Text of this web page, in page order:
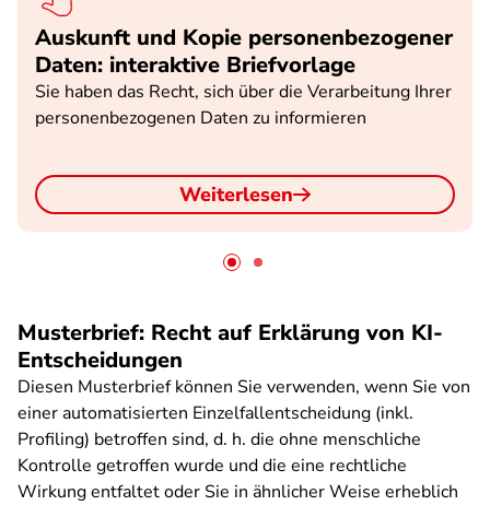
Auskunft und Kopie personenbezogener
Daten: interaktive Briefvorlage
Sie haben das Recht, sich über die Verarbeitung Ihrer
personenbezogenen Daten zu informieren
Weiterlesen
Musterbrief: Recht auf Erklärung von KI-
Entscheidungen
Diesen Musterbrief können Sie verwenden, wenn Sie von
einer automatisierten Einzelfallentscheidung (inkl.
Profiling) betroffen sind, d. h. die ohne menschliche
Kontrolle getroffen wurde und die eine rechtliche
Wirkung entfaltet oder Sie in ähnlicher Weise erheblich